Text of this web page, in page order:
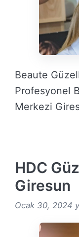
Beaute
Profesyonel
Merkezi
HDC
Giresun
Ocak 30, 2024